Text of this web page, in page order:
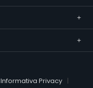
Informativa Privacy